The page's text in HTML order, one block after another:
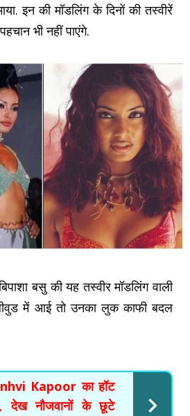
इन की मॉडलिंग के दिनों की तस्वीरें
भी नहीं पाएंगे.
बसु की यह तस्वीर मॉडलिंग वाली
में आई तो उनका लुक काफी बदल
Kapoor का हॉट
देख नौजवानों के छूटे